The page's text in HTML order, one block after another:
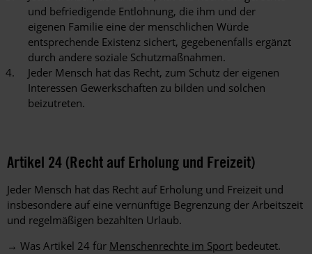
und befriedigende Entlohnung, die ihm und der
eigenen Familie eine der menschlichen Würde
entsprechende Existenz sichert, gegebenenfalls ergänzt
durch andere soziale Schutzmaßnahmen.
Jeder Mensch hat das Recht, zum Schutz der eigenen
Interessen Gewerkschaften zu bilden und solchen
beizutreten.
Artikel 24 (Recht auf Erholung und Freizeit)
Jeder Mensch hat das Recht auf Erholung und Freizeit und
insbesondere auf eine vernünftige Begrenzung der Arbeitszeit
und regelmäßigen bezahlten Urlaub.
→ Was Artikel 24 für Menschenrechte im Sport bedeutet.